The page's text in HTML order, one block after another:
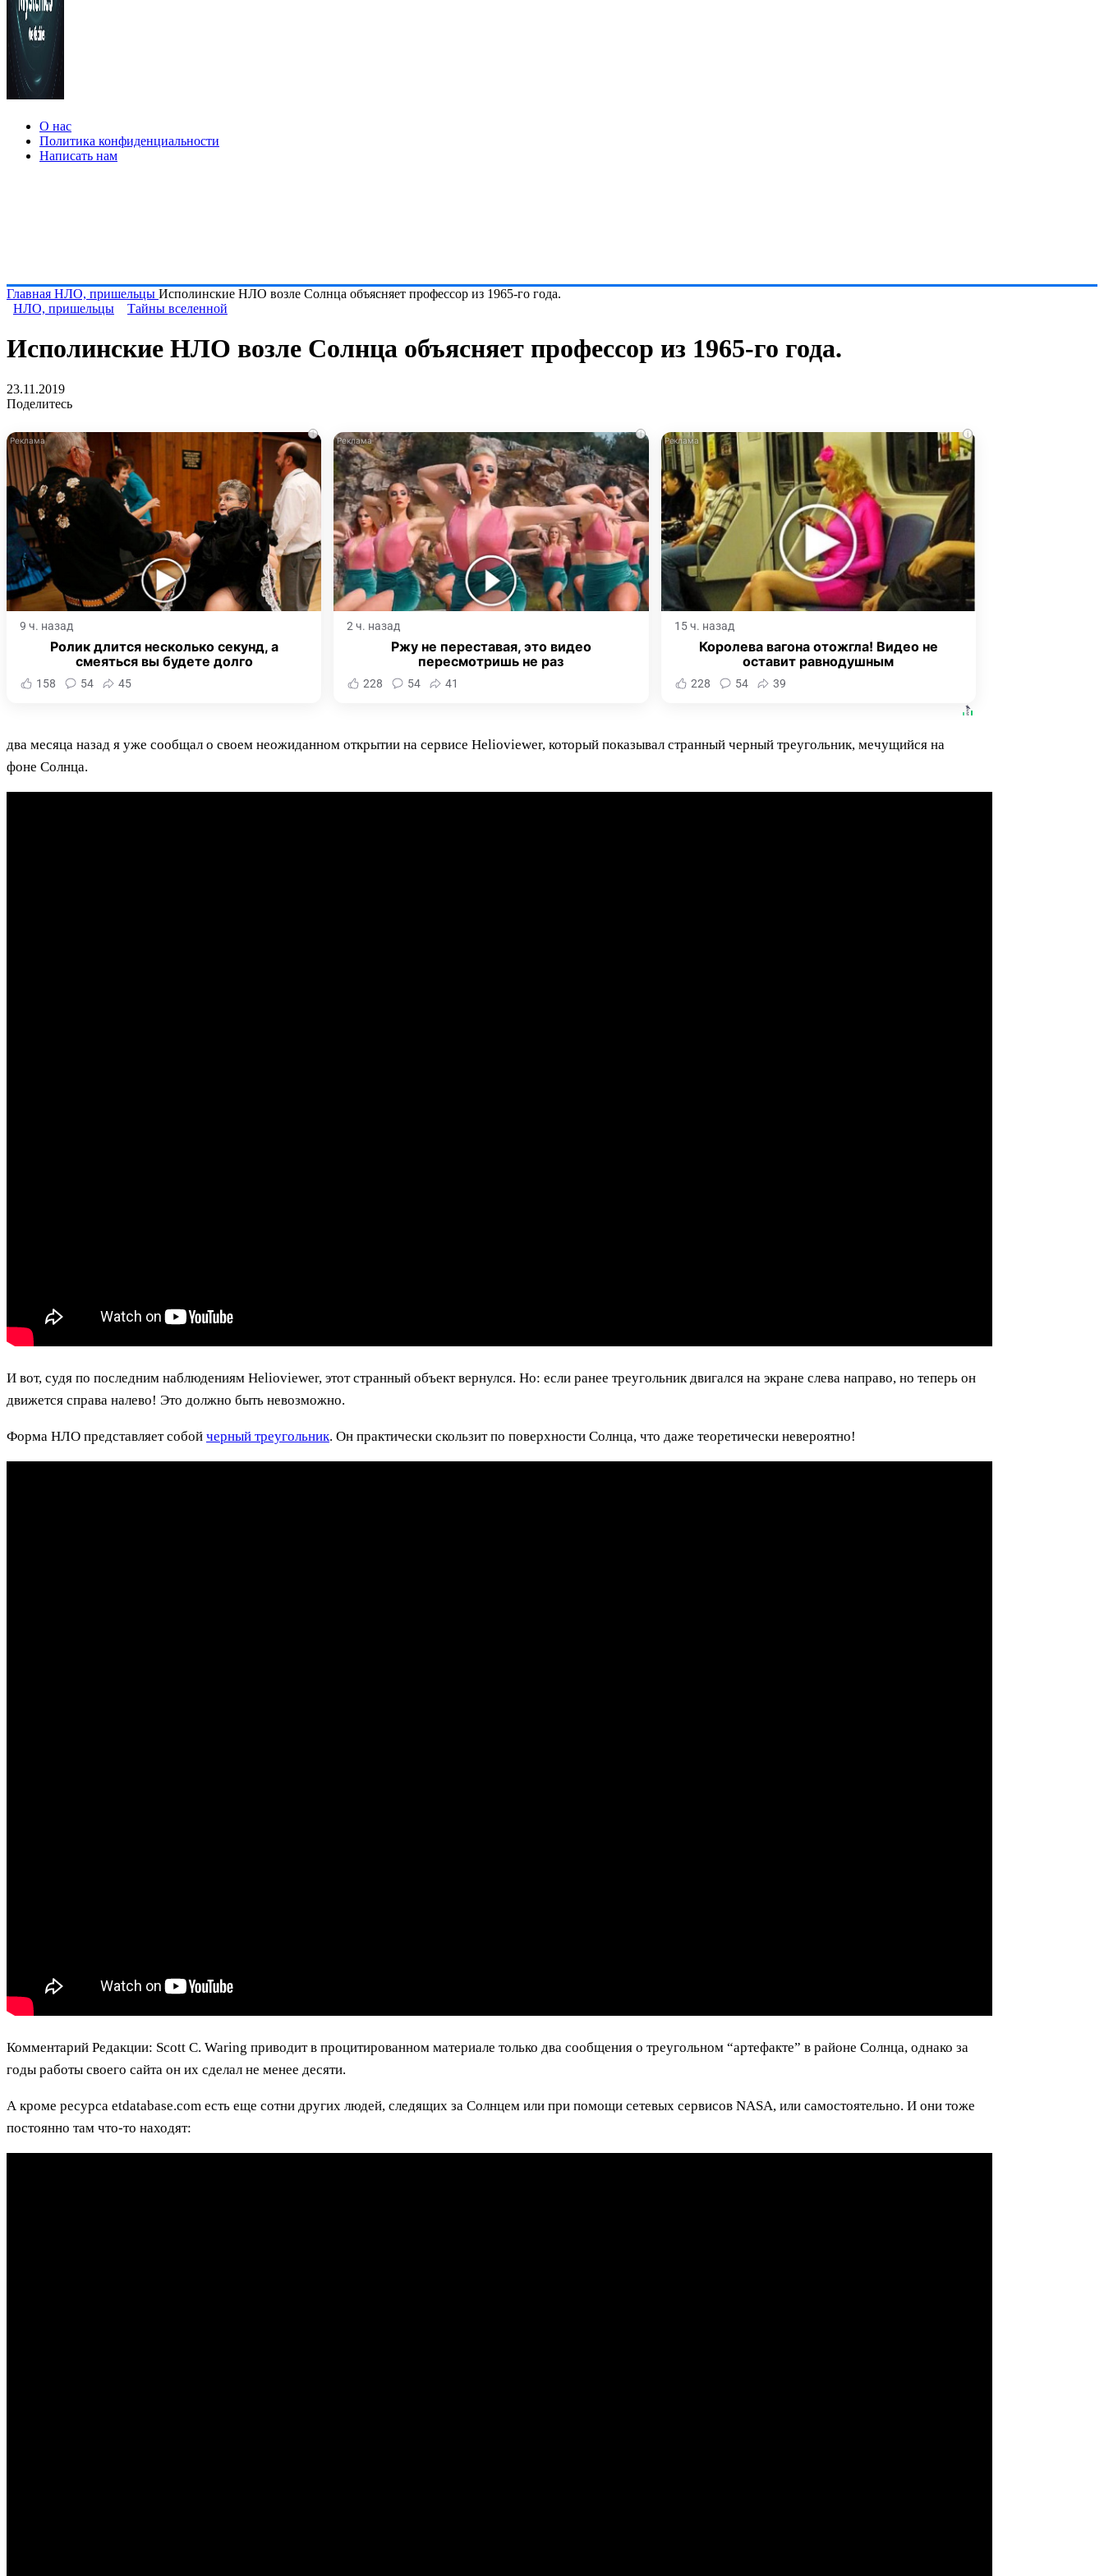
О нас
Политика конфиденциальности
Написать нам
Главная НЛО, пришельцы Исполинские НЛО возле Солнца объясняет профессор из 1965-го года.
НЛО, пришельцы
Тайны вселенной
Исполинские НЛО возле Солнца объясняет профессор из 1965-го года.
23.11.2019
Поделитесь
i
9 ч. назад
Ролик длится несколько секунд, а
смеяться вы будете долго
158 54 45
i
2 ч. назад
Ржу не переставая, это видео
пересмотришь не раз
228 54 41
i
15 ч. назад
Королева вагона отожгла! Видео не
оставит равнодушным
228 54 39
два месяца назад я уже сообщал о своем неожиданном открытии на сервисе Helioviewer, который показывал странный черный треугольник, мечущийся на
фоне Солнца.
И вот, судя по последним наблюдениям Helioviewer, этот странный объект вернулся. Но: если ранее треугольник двигался на экране слева направо, но теперь он
движется справа налево! Это должно быть невозможно.
Форма НЛО представляет собой черный треугольник. Он практически скользит по поверхности Солнца, что даже теоретически невероятно!
Комментарий Редакции: Scott C. Waring приводит в процитированном материале только два сообщения о треугольном “артефакте” в районе Солнца, однако за
годы работы своего сайта он их сделал не менее десяти.
А кроме ресурса etdatabase.com есть еще сотни других людей, следящих за Солнцем или при помощи сетевых сервисов NASA, или самостоятельно. И они тоже
постоянно там что-то находят: